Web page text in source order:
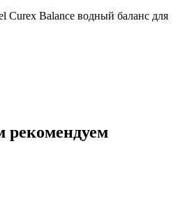
Curex Balance водный баланс для
рекомендуем